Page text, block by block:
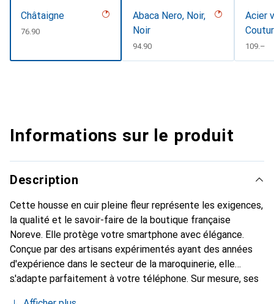
Châtaigne
CHF
76.90
Abaca Nero, Noir,
Noir
CHF
94.90
Acier
CHF
109.–
Informations sur le produit
Description
Cette housse en cuir pleine fleur représente les exigences,
la qualité et le savoir-faire de la boutique française
Noreve. Elle protège votre smartphone avec élégance.
Conçue par des artisans expérimentés ayant des années
d'expérience dans le secteur de la maroquinerie, elle
s'adapte parfaitement à votre téléphone. Sur mesure, ses